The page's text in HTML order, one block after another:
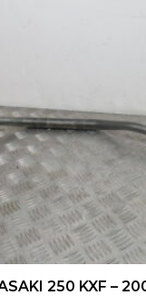
250 KXF –